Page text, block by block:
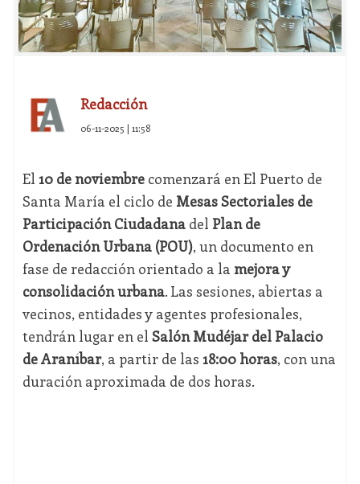
Redacción
06-11-2025 | 11:58
El 10 de noviembrecomenzará en El Puerto de
Santa María el ciclo de Mesas Sectoriales de
Participación Ciudadanadel Plan de
Ordenación Urbana (POU), un documento en
fase de redacción orientado a la mejora y
consolidación urbana. Las sesiones, abiertas a
vecinos, entidades y agentes profesionales,
tendrán lugar en el Salón Mudéjar del Palacio
de Araníbar, a partir de las 18:00 horas, con una
duración aproximada de dos horas.